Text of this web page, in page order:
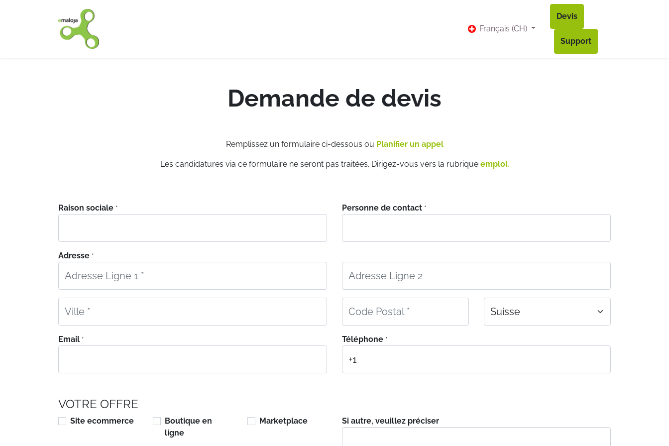
Bl​og Contact Accès à mon compte
Français (CH)
Devis
Support
Demande de devis
Remplissez un formulaire ci-dessous ou Planifier un appel
Les candidatures via ce formulaire ne seront pas traitées. Dirigez-vous vers la rubrique emploi.
Raison sociale * Personne de contact *
Adresse *
Email * Téléphone *
VOTRE OFFRE
Site ecommerce
Boutique en
ligne
Marketplace Si autre, veuillez préciser